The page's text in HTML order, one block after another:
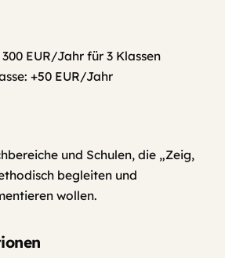
EUR/Jahr für 3 Klassen
+50 EUR/Jahr
und Schulen, die „Zeig,
begleiten und
wollen.